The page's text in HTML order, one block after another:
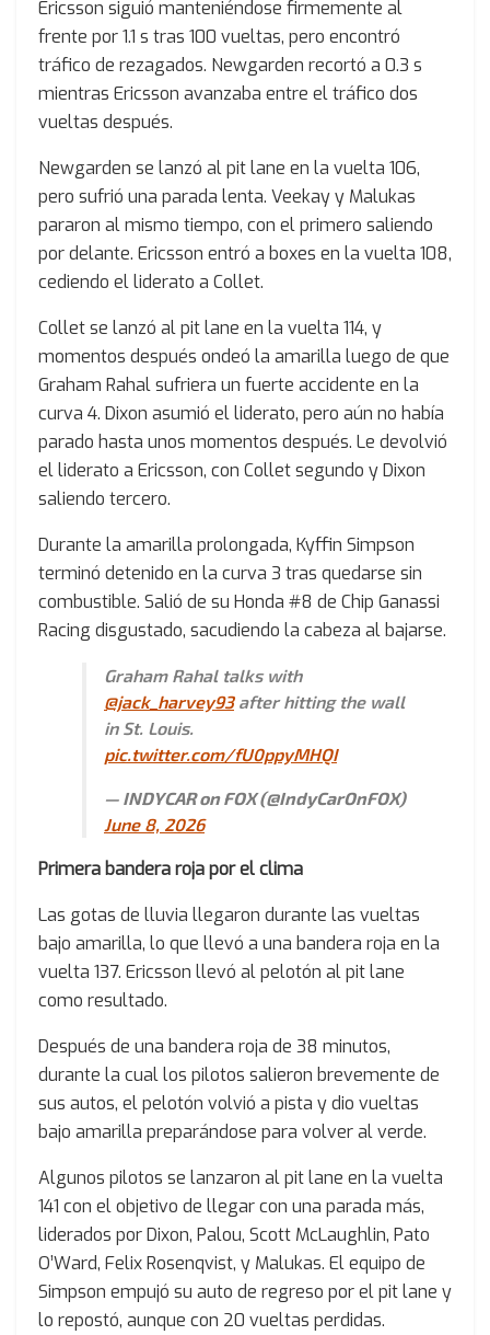
Ericsson siguió manteniéndose firmemente al
frente por 1.1 s tras 100 vueltas, pero encontró
tráfico de rezagados. Newgarden recortó a 0.3 s
mientras Ericsson avanzaba entre el tráfico dos
vueltas después.
Newgarden se lanzó al pit lane en la vuelta 106,
pero sufrió una parada lenta. Veekay y Malukas
pararon al mismo tiempo, con el primero saliendo
por delante. Ericsson entró a boxes en la vuelta 108,
cediendo el liderato a Collet.
Collet se lanzó al pit lane en la vuelta 114, y
momentos después ondeó la amarilla luego de que
Graham Rahal sufriera un fuerte accidente en la
curva 4. Dixon asumió el liderato, pero aún no había
parado hasta unos momentos después. Le devolvió
el liderato a Ericsson, con Collet segundo y Dixon
saliendo tercero.
Durante la amarilla prolongada, Kyffin Simpson
terminó detenido en la curva 3 tras quedarse sin
combustible. Salió de su Honda #8 de Chip Ganassi
Racing disgustado, sacudiendo la cabeza al bajarse.
Graham Rahal talks with
@jack_harvey93after hitting the wall
in St. Louis.
pic.twitter.com/fU0ppyMHQI
— INDYCAR on FOX (@IndyCarOnFOX)
June 8, 2026
Primera bandera roja por el clima
Las gotas de lluvia llegaron durante las vueltas
bajo amarilla, lo que llevó a una bandera roja en la
vuelta 137. Ericsson llevó al pelotón al pit lane
como resultado.
Después de una bandera roja de 38 minutos,
durante la cual los pilotos salieron brevemente de
sus autos, el pelotón volvió a pista y dio vueltas
bajo amarilla preparándose para volver al verde.
Algunos pilotos se lanzaron al pit lane en la vuelta
141 con el objetivo de llegar con una parada más,
liderados por Dixon, Palou, Scott McLaughlin, Pato
O’Ward, Felix Rosenqvist, y Malukas. El equipo de
Simpson empujó su auto de regreso por el pit lane y
lo repostó, aunque con 20 vueltas perdidas.